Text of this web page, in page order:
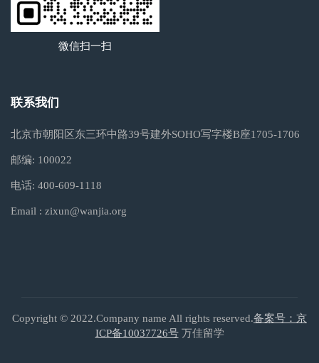
微信扫一扫
联系我们
北京市朝阳区东三环中路39号建外SOHO写字楼B座1705-1706
邮编: 100022
电话: 400-609-1118
Email : zixun@wanjia.org
Copyright © 2022.Company name All rights reserved.备案号：京
ICP备10037726号万佳留学